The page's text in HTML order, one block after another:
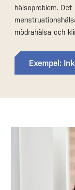
hälsoproblem.
mödrahälsa och
Exempel: